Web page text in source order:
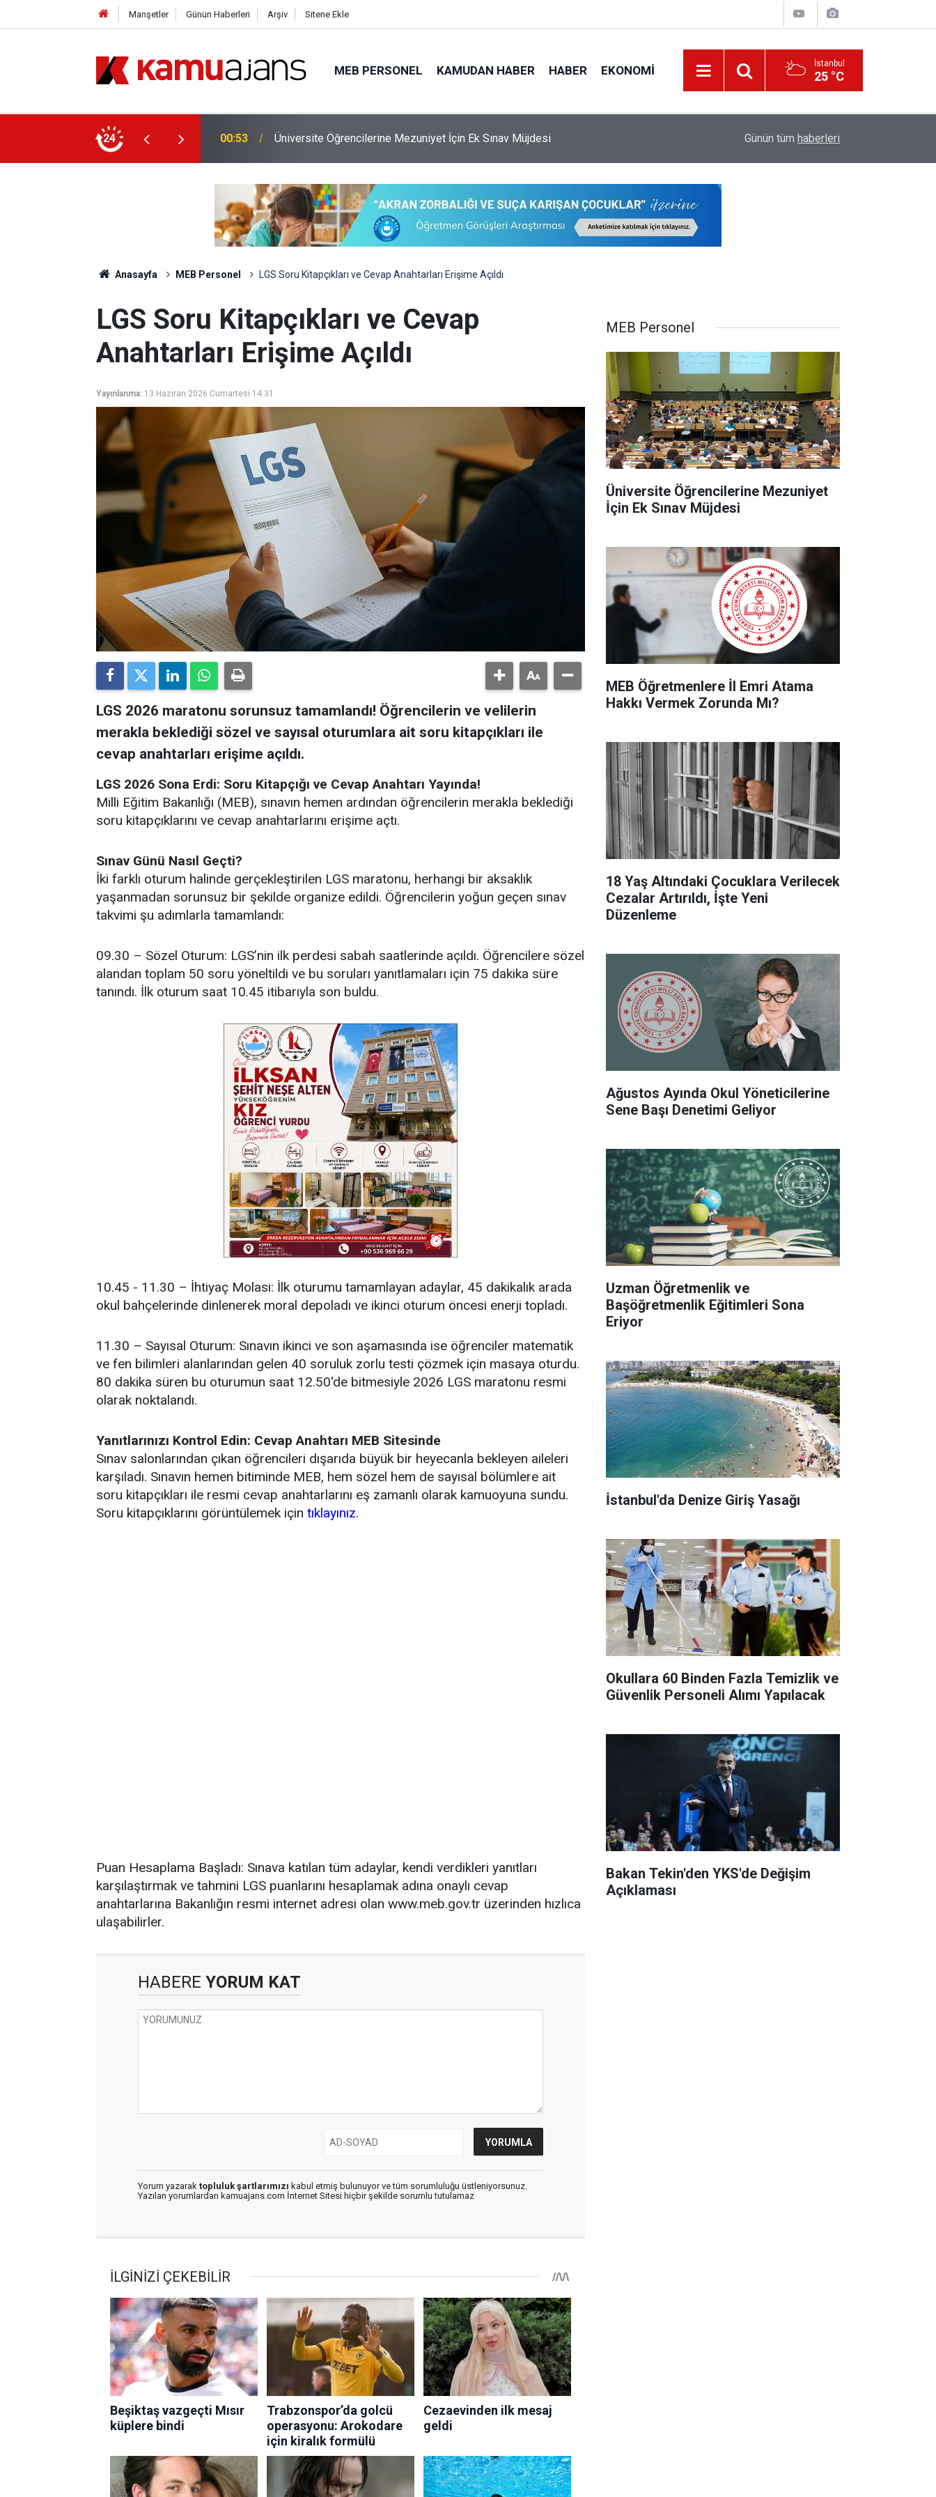
Manşetler Günün Haberleri Arşiv Sitene Ekle
MEB PERSONEL KAMUDAN HABER HABER EKONOMI İstanbul
25 °C
24
İçin Ek Sınav Müjdesi 00:11 Emniyet Genel Müdürlüğü'ne 6.250 Kişilik Yeni Kadro MEB Öğretmenlere İl Emri Atama Hakkı
Günün tüm haberleri
Anasayfa MEB Personel LGS Soru Kitapçıkları ve Cevap Anahtarları Erişime Açıldı
LGS Soru Kitapçıkları ve Cevap
Anahtarları Erişime Açıldı
Yayınlanma: 13 Haziran 2026 Cumartesi 14:31
LGS 2026 maratonu sorunsuz tamamlandı! Öğrencilerin ve velilerin
merakla beklediği sözel ve sayısal oturumlara ait soru kitapçıkları ile
cevap anahtarları erişime açıldı.
LGS 2026 Sona Erdi: Soru Kitapçığı ve Cevap Anahtarı Yayında!
Milli Eğitim Bakanlığı (MEB), sınavın hemen ardından öğrencilerin merakla beklediği
soru kitapçıklarını ve cevap anahtarlarını erişime açtı.
Sınav Günü Nasıl Geçti?
İki farklı oturum halinde gerçekleştirilen LGS maratonu, herhangi bir aksaklık
yaşanmadan sorunsuz bir şekilde organize edildi. Öğrencilerin yoğun geçen sınav
takvimi şu adımlarla tamamlandı:
09.30 – Sözel Oturum: LGS’nin ilk perdesi sabah saatlerinde açıldı. Öğrencilere sözel
alandan toplam 50 soru yöneltildi ve bu soruları yanıtlamaları için 75 dakika süre
tanındı. İlk oturum saat 10.45 itibarıyla son buldu.
10.45 - 11.30 – İhtiyaç Molası: İlk oturumu tamamlayan adaylar, 45 dakikalık arada
okul bahçelerinde dinlenerek moral depoladı ve ikinci oturum öncesi enerji topladı.
11.30 – Sayısal Oturum: Sınavın ikinci ve son aşamasında ise öğrenciler matematik
ve fen bilimleri alanlarından gelen 40 soruluk zorlu testi çözmek için masaya oturdu.
80 dakika süren bu oturumun saat 12.50'de bitmesiyle 2026 LGS maratonu resmi
olarak noktalandı.
Yanıtlarınızı Kontrol Edin: Cevap Anahtarı MEB Sitesinde
Sınav salonlarından çıkan öğrencileri dışarıda büyük bir heyecanla bekleyen aileleri
karşıladı. Sınavın hemen bitiminde MEB, hem sözel hem de sayısal bölümlere ait
soru kitapçıkları ile resmi cevap anahtarlarını eş zamanlı olarak kamuoyuna sundu.
Soru kitapçıklarını görüntülemek için tıklayınız.
Puan Hesaplama Başladı: Sınava katılan tüm adaylar, kendi verdikleri yanıtları
karşılaştırmak ve tahmini LGS puanlarını hesaplamak adına onaylı cevap
anahtarlarına Bakanlığın resmi internet adresi olan www.meb.gov.tr üzerinden hızlıca
ulaşabilirler.
HABERE YORUM KAT
Yorum yazarak topluluk şartlarımızı kabul etmiş bulunuyor ve tüm sorumluluğu üstleniyorsunuz.
Yazılan yorumlardan kamuajans.com İnternet Sitesi hiçbir şekilde sorumlu tutulamaz
MEB Personel
Üniversite Öğrencilerine Mezuniyet
İçin Ek Sınav Müjdesi
MEB Öğretmenlere İl Emri Atama
Hakkı Vermek Zorunda Mı?
18 Yaş Altındaki Çocuklara Verilecek
Cezalar Artırıldı, İşte Yeni
Düzenleme
Ağustos Ayında Okul Yöneticilerine
Sene Başı Denetimi Geliyor
Uzman Öğretmenlik ve
Başöğretmenlik Eğitimleri Sona
Eriyor
İstanbul'da Denize Giriş Yasağı
Okullara 60 Binden Fazla Temizlik ve
Güvenlik Personeli Alımı Yapılacak
Bakan Tekin'den YKS'de Değişim
Açıklaması